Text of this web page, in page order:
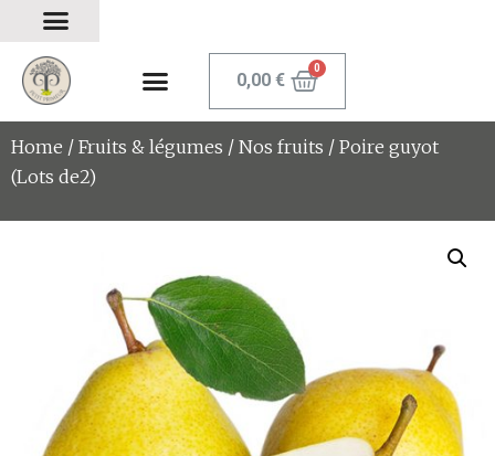
0,00€
Home / Fruits & légumes / Nos fruits / Poire guyot
(Lots de2)